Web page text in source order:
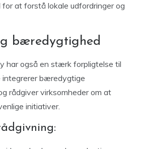
for at forstå lokale udfordringer og
bæredygtighed
har også en stærk forpligtelse til
bæredygtige
rådgiver virksomheder om at
initiativer.